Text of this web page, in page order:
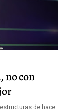
no con
de hace